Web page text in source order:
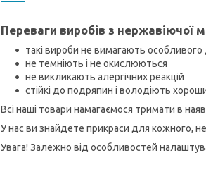
Переваги виробів з нержавіючої
такі вироби не вимагають
не темніють і не окислюються
не викликають алергічних реакцій
стійкі до подряпин і володіють
Всі наші товари намагаємося тримати в
У нас ви знайдете прикраси для кожного,
Увага! Залежно від особливостей